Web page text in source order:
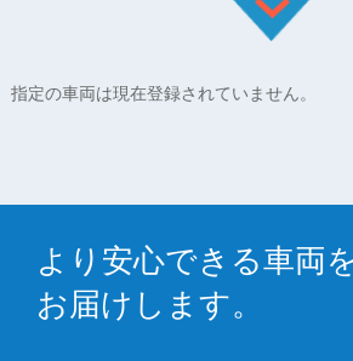
指定の車両は現在登録されていません。
より安心できる車両
お届けします。